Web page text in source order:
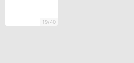
19/40